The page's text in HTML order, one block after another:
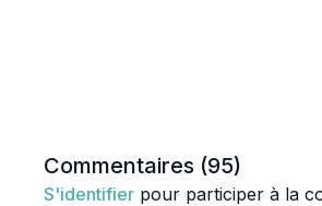
Commentaires (95)
S'identifier pour participer à la